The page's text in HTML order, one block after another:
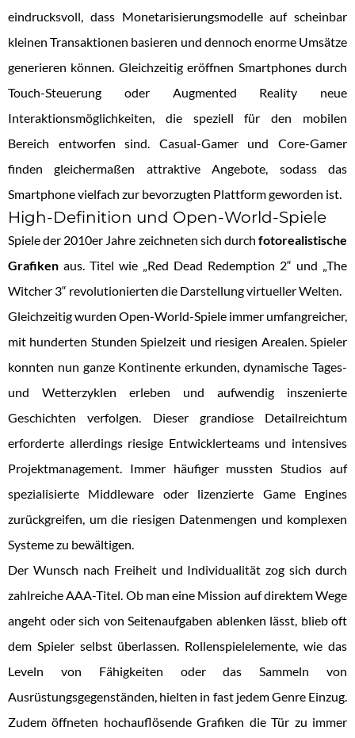
eindrucksvoll, dass Monetarisierungsmodelle auf scheinbar
kleinen Transaktionen basieren und dennoch enorme Umsätze
generieren können. Gleichzeitig eröffnen Smartphones durch
Touch-Steuerung oder Augmented Reality neue
Interaktionsmöglichkeiten, die speziell für den mobilen
Bereich entworfen sind. Casual-Gamer und Core-Gamer
finden gleichermaßen attraktive Angebote, sodass das
Smartphone vielfach zur bevorzugten Plattform geworden ist.
High-Definition und Open-World-Spiele
Spiele der 2010er Jahre zeichneten sich durch fotorealistische
Grafiken aus. Titel wie „Red Dead Redemption 2“ und „The
Witcher 3“ revolutionierten die Darstellung virtueller Welten.
Gleichzeitig wurden Open-World-Spiele immer umfangreicher,
mit hunderten Stunden Spielzeit und riesigen Arealen. Spieler
konnten nun ganze Kontinente erkunden, dynamische Tages-
und Wetterzyklen erleben und aufwendig inszenierte
Geschichten verfolgen. Dieser grandiose Detailreichtum
erforderte allerdings riesige Entwicklerteams und intensives
Projektmanagement. Immer häufiger mussten Studios auf
spezialisierte Middleware oder lizenzierte Game Engines
zurückgreifen, um die riesigen Datenmengen und komplexen
Systeme zu bewältigen.
Der Wunsch nach Freiheit und Individualität zog sich durch
zahlreiche AAA-Titel. Ob man eine Mission auf direktem Wege
angeht oder sich von Seitenaufgaben ablenken lässt, blieb oft
dem Spieler selbst überlassen. Rollenspielelemente, wie das
Leveln von Fähigkeiten oder das Sammeln von
Ausrüstungsgegenständen, hielten in fast jedem Genre Einzug.
Zudem öffneten hochauflösende Grafiken die Tür zu immer